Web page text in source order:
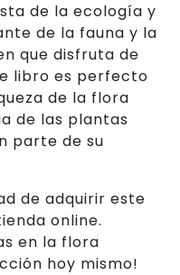
de la ecología y
de la fauna y la
que disfruta de
libro es perfecto
de la flora
de las plantas
parte de su
de adquirir este
online.
en la flora
hoy mismo!